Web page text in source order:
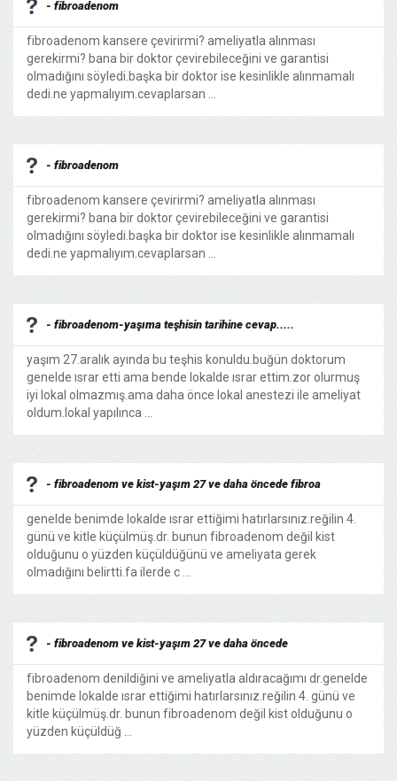
- fibroadenom
fibroadenom kansere çevirirmi? ameliyatla alınması
gerekirmi? bana bir doktor çevirebileceğini ve garantisi
olmadığını söyledi.başka bir doktor ise kesinlikle alınmamalı
dedi.ne yapmalıyım.cevaplarsan ...
- fibroadenom
fibroadenom kansere çevirirmi? ameliyatla alınması
gerekirmi? bana bir doktor çevirebileceğini ve garantisi
olmadığını söyledi.başka bir doktor ise kesinlikle alınmamalı
dedi.ne yapmalıyım.cevaplarsan ...
- fibroadenom-yaşıma teşhisin tarihine cevap.....
yaşım 27.aralık ayında bu teşhis konuldu.buğün doktorum
genelde ısrar etti ama bende lokalde ısrar ettim.zor olurmuş
iyi lokal olmazmış.ama daha önce lokal anestezi ile ameliyat
oldum.lokal yapılınca ...
- fibroadenom ve kist-yaşım 27 ve daha öncede fibroa
genelde benimde lokalde ısrar ettiğimi hatırlarsınız.reğilin 4.
günü ve kitle küçülmüş.dr. bunun fibroadenom değil kist
olduğunu o yüzden küçüldüğünü ve ameliyata gerek
olmadığını belirtti.fa ilerde c ...
- fibroadenom ve kist-yaşım 27 ve daha öncede
fibroadenom denildiğini ve ameliyatla aldıracağımı dr.genelde
benimde lokalde ısrar ettiğimi hatırlarsınız.reğilin 4. günü ve
kitle küçülmüş.dr. bunun fibroadenom değil kist olduğunu o
yüzden küçüldüğ ...